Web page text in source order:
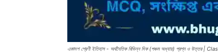
একাদশ শ্রেণী ইতিহাস - অর্থনৈতিক বিভিন্ন দিক (পঞ্চম অধ্যায়) প্রশ্ন ও